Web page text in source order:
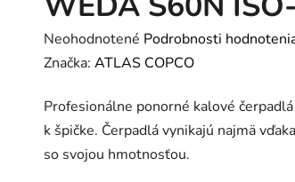
Priemerné
hodnotenie
je
0,0
z
Neohodnotené Podrobnosti
Značka: ATLAS COPCO
Profesionálne ponorné kalové
k špičke. Čerpadlá vynikajú najmä
so svojou hmotnosťou.